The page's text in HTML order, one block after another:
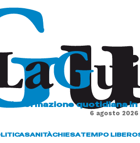
L'informazione quotidiana
6 agosto 2026
SANITÀCHIESATEMPO LIBERO